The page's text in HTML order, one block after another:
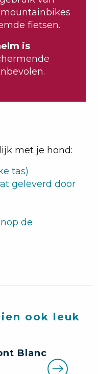
fietsen.
is
met je hond:
tas)
geleverd door
de
ook leuk
Blanc